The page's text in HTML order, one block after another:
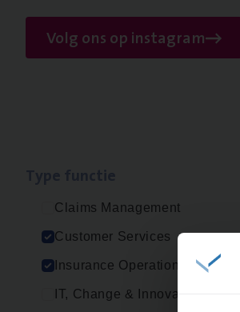
Volg ons op instagram
Claims Management
Customer Services
Insurance Operations
IT, Change & Innovation